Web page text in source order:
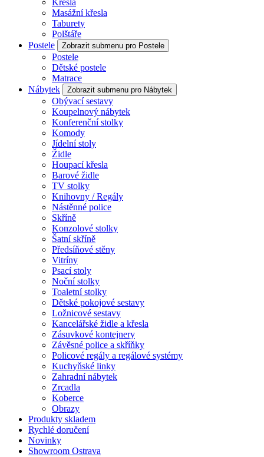
Křesla
Masážní křesla
Taburety
Polštáře
Postele
Zobrazit submenu pro Postele
Postele
Dětské postele
Matrace
Nábytek
Zobrazit submenu pro Nábytek
Obývací sestavy
Koupelnový nábytek
Konferenční stolky
Komody
Jídelní stoly
Židle
Houpací křesla
Barové židle
TV stolky
Knihovny / Regály
Nástěnné police
Skříně
Konzolové stolky
Šatní skříně
Předsíňové stěny
Vitríny
Psací stoly
Noční stolky
Toaletní stolky
Dětské pokojové sestavy
Ložnicové sestavy
Kancelářské židle a křesla
Zásuvkové kontejnery
Závěsné police a skříňky
Policové regály a regálové systémy
Kuchyňské linky
Zahradní nábytek
Zrcadla
Koberce
Obrazy
Produkty skladem
Rychlé doručení
Novinky
Showroom Ostrava